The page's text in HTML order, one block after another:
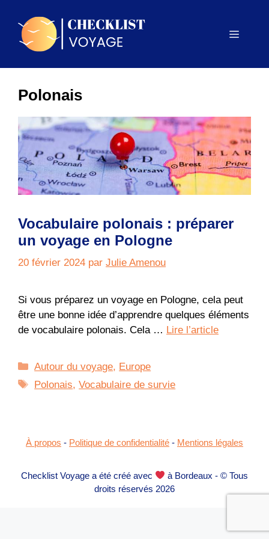
contenu
Menu
Polonais
Vocabulaire polonais : préparer
un voyage en Pologne
20 février 2024 par Julie Amenou
Si vous préparez un voyage en Pologne, cela peut
être une bonne idée d’apprendre quelques éléments
de vocabulaire polonais. Cela … Lire l’article
Catégories
Autour du voyage, Europe
Étiquettes
Polonais,Vocabulaire de survie
À propos - Politique de confidentialité - Mentions légales
Checklist Voyage a été créé avec
à Bordeaux - © Tous
droits réservés 2026